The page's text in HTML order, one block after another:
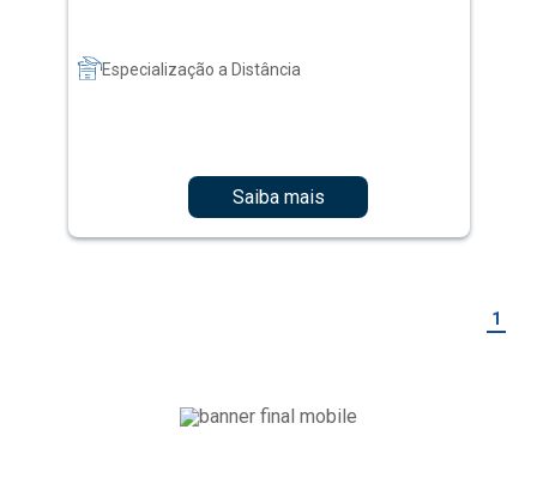
Especialização a Distância
Saiba mais
1